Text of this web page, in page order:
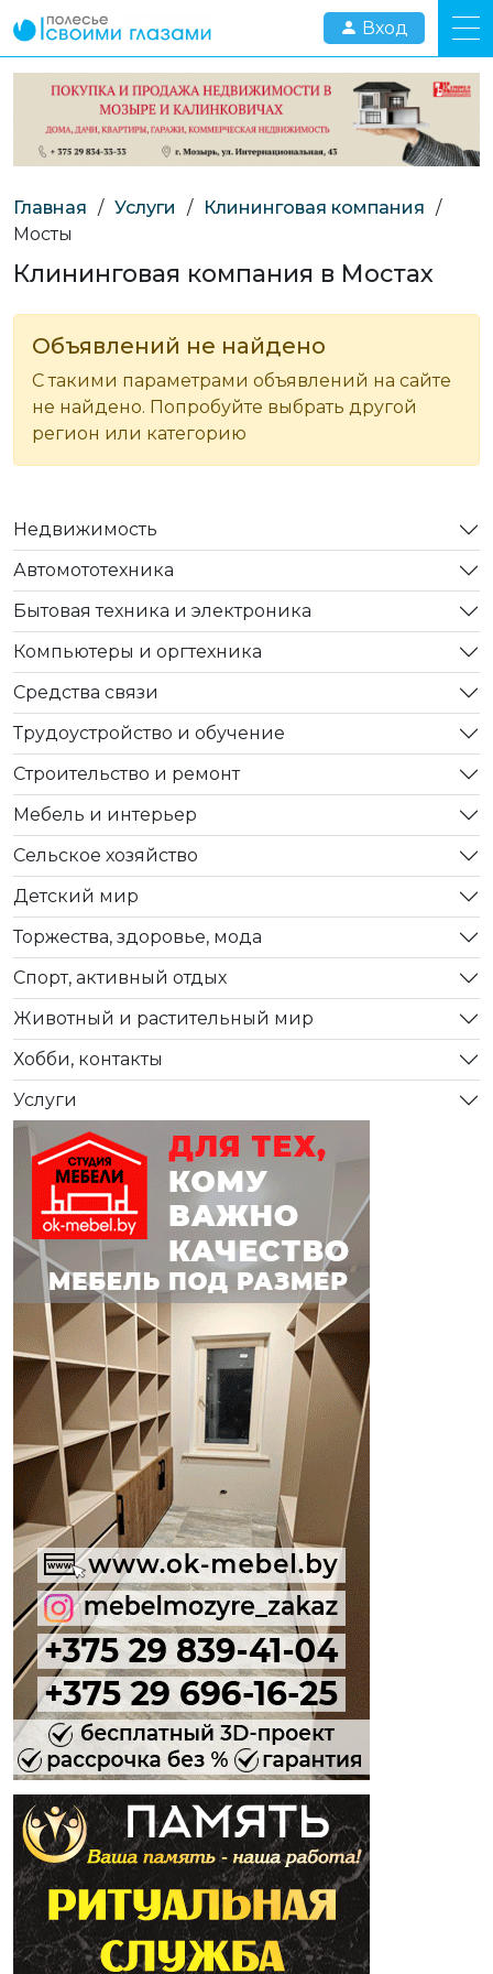
Вход
Главная / Услуги / Клининговая компания /
Мосты
Клининговая компания в Мостах
Объявлений не найдено
С такими параметрами объявлений на сайте
не найдено. Попробуйте выбрать другой
регион или категорию
Недвижимость
Автомототехника
Бытовая техника и электроника
Компьютеры и оргтехника
Средства связи
Трудоустройство и обучение
Строительство и ремонт
Мебель и интерьер
Сельское хозяйство
Детский мир
Торжества, здоровье, мода
Спорт, активный отдых
Животный и растительный мир
Хобби, контакты
Услуги